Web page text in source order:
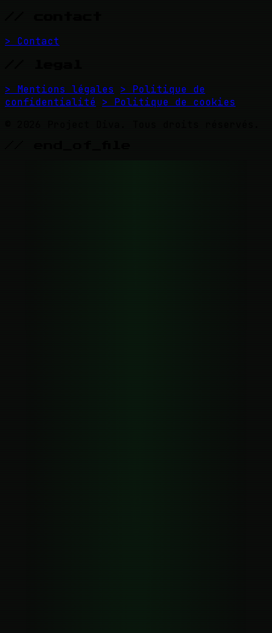
> Contact
> Mentions légales
> Politique de
confidentialité > Politique de cookies